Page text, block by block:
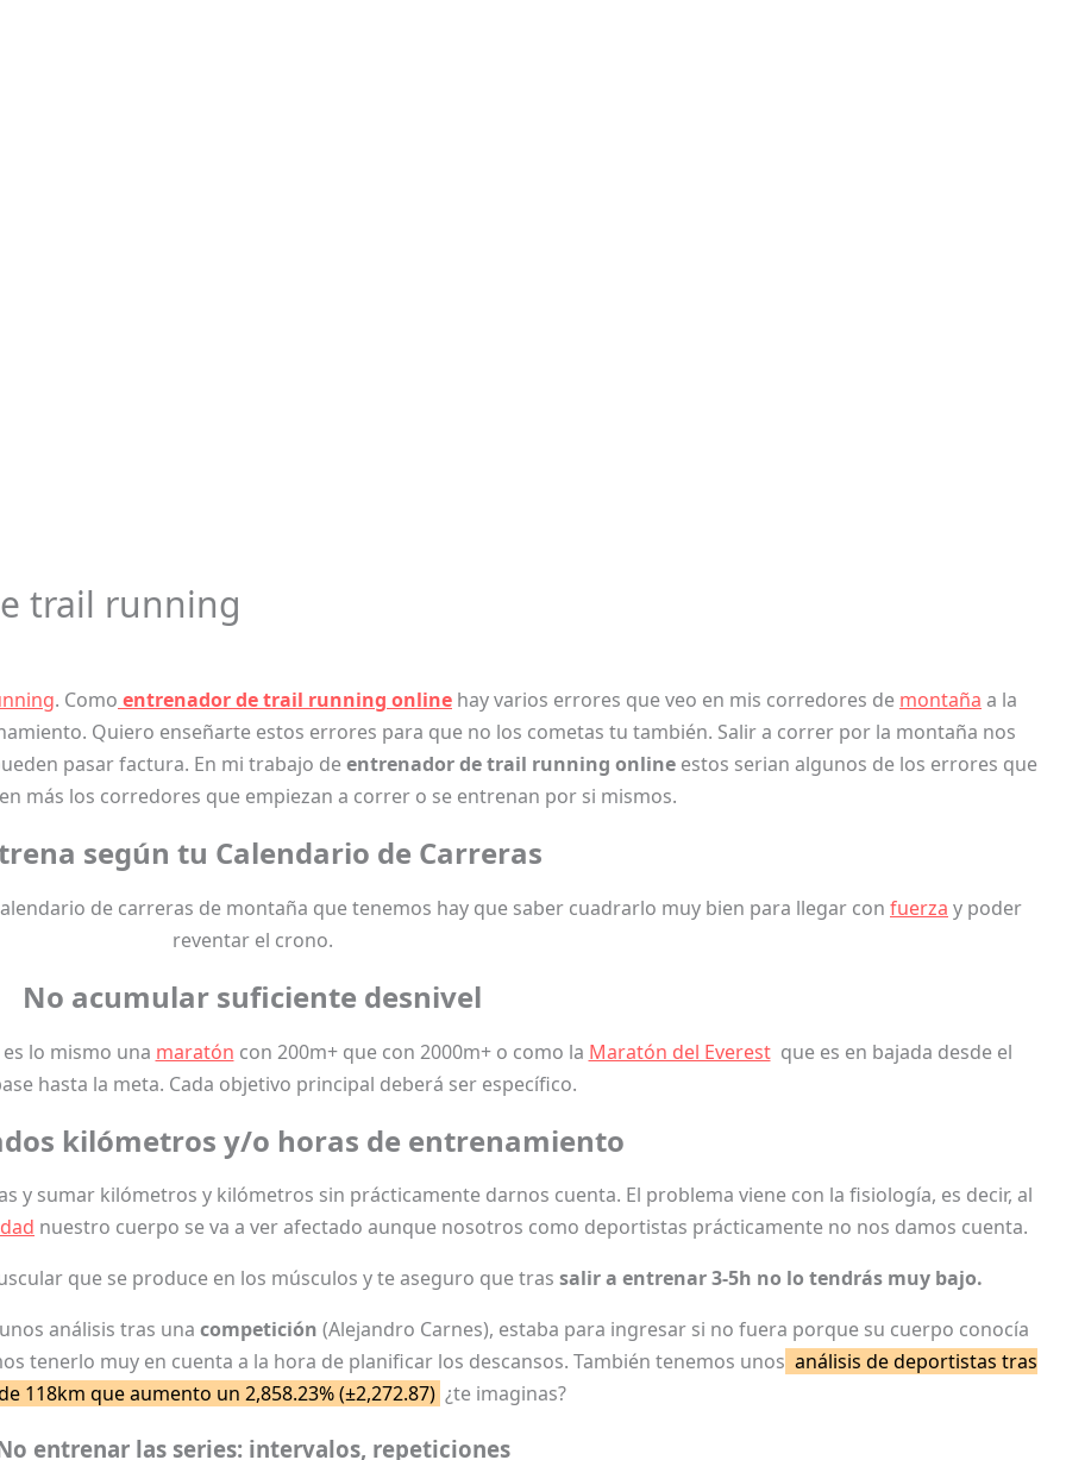
trail running
. Como entrenador de trail running online hay varios errores que veo en mis corredores de montaña a la
Quiero enseñarte estos errores para que no los cometas tu también. Salir a correr por la montaña nos
pasar factura. En mi trabajo deentrenador de trail running online estos serian algunos de los errores que
más los corredores que empiezan a correr o se entrenan por si mismos.
según tu Calendario de Carreras
de carreras de montaña que tenemos hay que saber cuadrarlo muy bien para llegar con fuerza y poder
reventar el crono.
No acumular suficiente desnivel
lo mismo una maratón con 200m+ que con 2000m+ o como la Maratón del Everestque es en bajada desde el
hasta la meta. Cada objetivo principal deberá ser específico.
kilómetros y/o horas de entrenamiento
y sumar kilómetros y kilómetros sin prácticamente darnos cuenta. El problema viene con la fisiología, es decir, al
nuestro cuerpo se va a ver afectado aunque nosotros como deportistas prácticamente no nos damos cuenta.
que se produce en los músculos y te aseguro que tras salir a entrenar 3-5h no lo tendrás muy bajo.
análisis tras una competición (Alejandro Carnes), estaba para ingresar si no fuera porque su cuerpo conocía
tenerlo muy en cuenta a la hora de planificar los descansos. También tenemos unos análisis de deportistas tras
118km que aumento un 2,858.23% (±2,272.87) ¿te imaginas?
entrenar las series: intervalos, repeticiones